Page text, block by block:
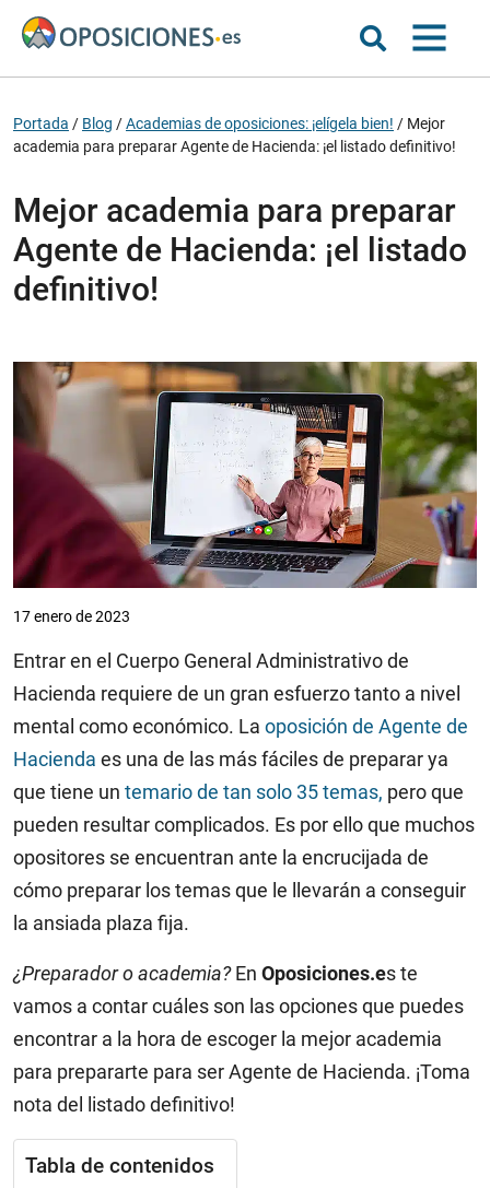
Portada / Blog /Academias de oposiciones: ¡elígela bien! / Mejor
academia para preparar Agente de Hacienda: ¡el listado definitivo!
Mejor academia para preparar
Agente de Hacienda: ¡el listado
definitivo!
17 enero de 2023
Entrar en el Cuerpo General Administrativo de
Hacienda requiere de un gran esfuerzo tanto a nivel
mental como económico. La oposición de Agente de
Hacienda es una de las más fáciles de preparar ya
que tiene un temario de tan solo 35 temas, pero que
pueden resultar complicados. Es por ello que muchos
opositores se encuentran ante la encrucijada de
cómo preparar los temas que le llevarán a conseguir
la ansiada plaza fija.
¿Preparador o academia?En Oposiciones.es te
vamos a contar cuáles son las opciones que puedes
encontrar a la hora de escoger la mejor academia
para prepararte para ser Agente de Hacienda. ¡Toma
nota del listado definitivo!
Tabla de contenidos